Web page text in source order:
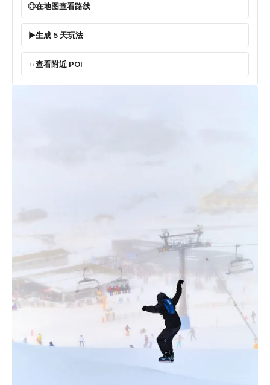
在地图查看路线
生成 5 天玩法
查看附近 POI